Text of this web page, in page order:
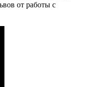
от работы с